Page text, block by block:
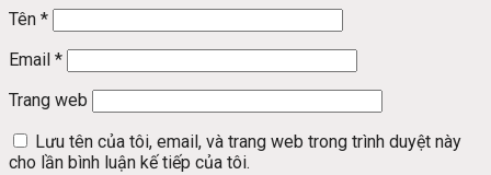
Tên *
Email *
Trang web
Lưu tên của tôi, email, và trang web trong trình duyệt này
cho lần bình luận kế tiếp của tôi.